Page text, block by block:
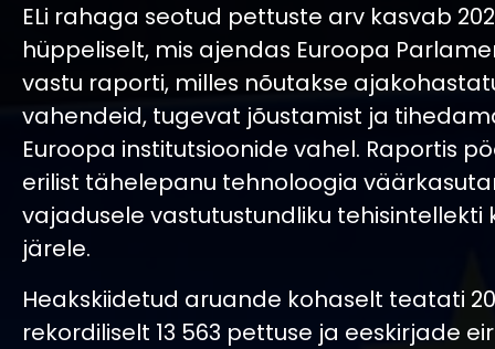
ELi rahaga seotud pettuste arv kasvab
hüppeliselt, mis ajendas Euroopa
vastu raporti, milles nõutakse
vahendeid, tugevat jõustamist ja
Euroopa institutsioonide vahel. Raportis
erilist tähelepanu tehnoloogia
vajadusele vastutustundliku tehisintellekti
järele.
Heakskiidetud aruande kohaselt teatati
rekordiliselt 13 563 pettuse ja eeskirjade